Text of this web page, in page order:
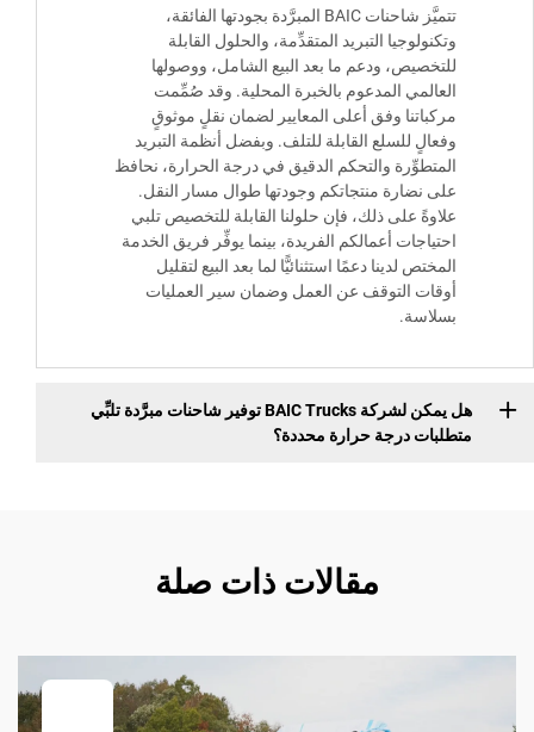
تتميَّز شاحنات BAIC المبرَّدة بجودتها الفائقة،
وتكنولوجيا التبريد المتقدِّمة، والحلول القابلة
للتخصيص، ودعم ما بعد البيع الشامل، ووصولها
العالمي المدعوم بالخبرة المحلية. وقد صُمِّمت
مركباتنا وفق أعلى المعايير لضمان نقلٍ موثوقٍ
وفعالٍ للسلع القابلة للتلف. وبفضل أنظمة التبريد
المتطوِّرة والتحكم الدقيق في درجة الحرارة، نحافظ
على نضارة منتجاتكم وجودتها طوال مسار النقل.
علاوةً على ذلك، فإن حلولنا القابلة للتخصيص تلبي
احتياجات أعمالكم الفريدة، بينما يوفِّر فريق الخدمة
المختص لدينا دعمًا استثنائيًّا لما بعد البيع لتقليل
أوقات التوقف عن العمل وضمان سير العمليات
بسلاسة.
هل يمكن لشركة BAIC Trucks توفير شاحنات مبرَّدة تلبِّي
متطلبات درجة حرارة محددة؟
مقالات ذات صلة